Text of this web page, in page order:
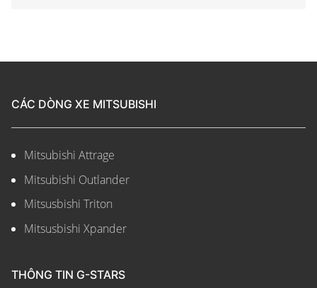
CÁC DÒNG XE MITSUBISHI
Mitsubishi Attrage
Mitsubishi Outlander
Mitsusbishi Triton
Mitsusbishi Xpander
THÔNG TIN G-STARS